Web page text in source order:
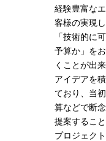
経験豊富な
客様の実現
「技術的に
予算か」を
くことが出
アイデアを
ており、当
算などで断
提案するこ
プロジェク